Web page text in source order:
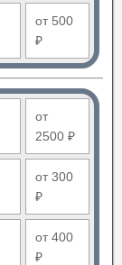
от 500
₽
от
2500 ₽
от 300
₽
от 400
₽